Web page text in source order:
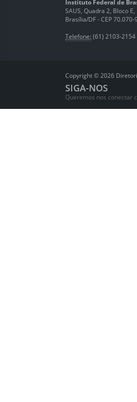
Instituto Federal de
SAUS, Quadra 2, Bloco
Brasília/DF - CEP 70.070-
Telefone: (61) 2103-2154
Copyright © 2026
SIGA-NOS
Queremos nos conectar